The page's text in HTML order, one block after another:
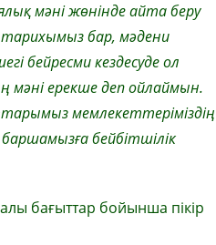
мәні жөнінде айта беру
тарихымыз бар, мәдени
бейресми кездесуде ол
мәні ерекше деп ойлаймын.
мемлекеттеріміздің
бейбітшілік
бағыттар бойынша пікір